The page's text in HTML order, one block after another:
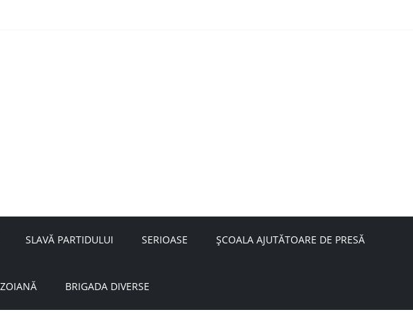
SLAVĂ PARTIDULUI SERIOASE ȘCOALA AJUTĂTOARE DE PRESĂ
BRIGADA DIVERSE